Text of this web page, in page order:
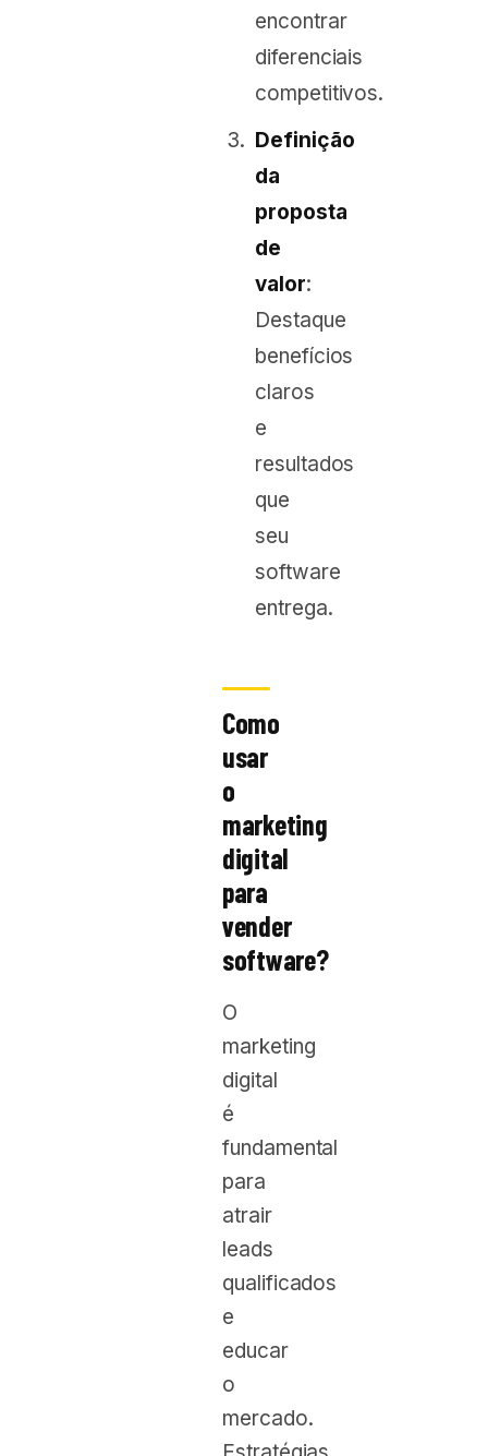
encontrar
diferenciais
competitivos.
Definição
da
proposta
de
valor:
Destaque
benefícios
claros
e
resultados
que
seu
software
entrega.
Como
usar
o
marketing
digital
para
vender
software?
O
marketing
digital
é
fundamental
para
atrair
leads
qualificados
e
educar
o
mercado.